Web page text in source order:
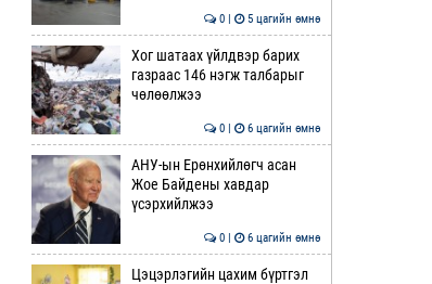
0 | 5 цагийн өмнө
Хог шатаах үйлдвэр барих
газраас 146 нэгж талбарыг
чөлөөлжээ
0 | 6 цагийн өмнө
АНУ-ын Ерөнхийлөгч асан
Жое Байдены хавдар
үсэрхийлжээ
0 | 6 цагийн өмнө
Цэцэрлэгийн цахим бүртгэл